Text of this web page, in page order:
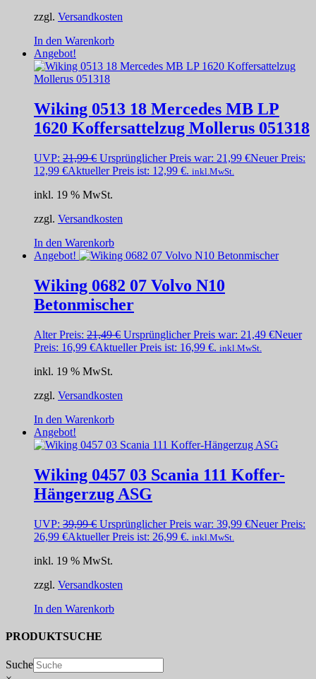
zzgl. Versandkosten
In den Warenkorb
Angebot!
Wiking 0513 18 Mercedes MB LP
1620 Koffersattelzug Mollerus 051318
UVP: 21,99€ Ursprünglicher Preis war: 21,99 €Neuer Preis:
12,99 €Aktueller Preis ist: 12,99 €. inkl.MwSt.
inkl. 19 % MwSt.
zzgl. Versandkosten
In den Warenkorb
Angebot!
Wiking 0682 07 Volvo N10
Betonmischer
Alter Preis: 21,49€ Ursprünglicher Preis war: 21,49 €Neuer
Preis: 16,99 €Aktueller Preis ist: 16,99 €. inkl.MwSt.
inkl. 19 % MwSt.
zzgl. Versandkosten
In den Warenkorb
Angebot!
Wiking 0457 03 Scania 111 Koffer-
Hängerzug ASG
UVP: 39,99€ Ursprünglicher Preis war: 39,99 €Neuer Preis:
26,99 €Aktueller Preis ist: 26,99 €. inkl.MwSt.
inkl. 19 % MwSt.
zzgl. Versandkosten
In den Warenkorb
PRODUKTSUCHE
Suche